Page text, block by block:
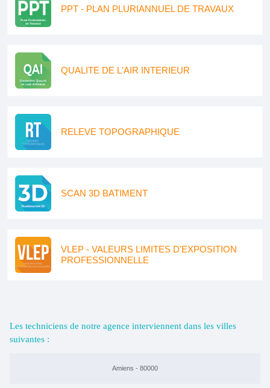
PPT - PLAN PLURIANNUEL DE TRAVAUX
QUALITE DE L'AIR INTERIEUR
RELEVE TOPOGRAPHIQUE
SCAN 3D BATIMENT
VLEP - VALEURS LIMITES D'EXPOSITION
PROFESSIONNELLE
Les techniciens de notre agence interviennent dans les villes
suivantes :
Amiens - 80000